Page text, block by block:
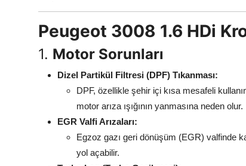
Peugeot 3008 1.6 HDi
1. Motor Sorunları
Dizel Partikül Filtresi (DPF) Tıkanması:
DPF, özellikle şehir içi kısa mesafeli
motor arıza ışığının yanmasına neden olur.
EGR Valfi Arızaları:
Egzoz gazı geri dönüşüm (EGR) valfinde
yol açabilir.